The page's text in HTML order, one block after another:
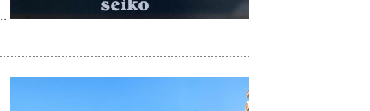
穴あけ加工・タップ加工